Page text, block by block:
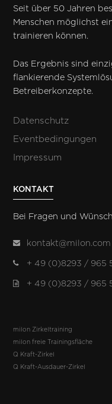
Seit über 50 Jahren
Menschen möglichst
trainieren können.
Das Ergebnis sind
flankierende
Betreiberkonzepte.
Datenschutz
Eventbedingungen
Impressum
KONTAKT
Bei Fragen und
kontakt@milon.com
+ 49 (0)8293 / 965
+ 49 (0)8293 / 965
milon Zirkeltraining
milon freie Trainingsfläche
Q Kraft-Zirkel
Q Kraft-Ausdauer-Zirkel